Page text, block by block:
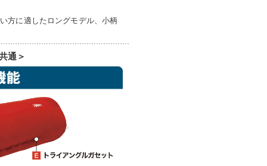
方に適したロングモデル、小柄
通＞